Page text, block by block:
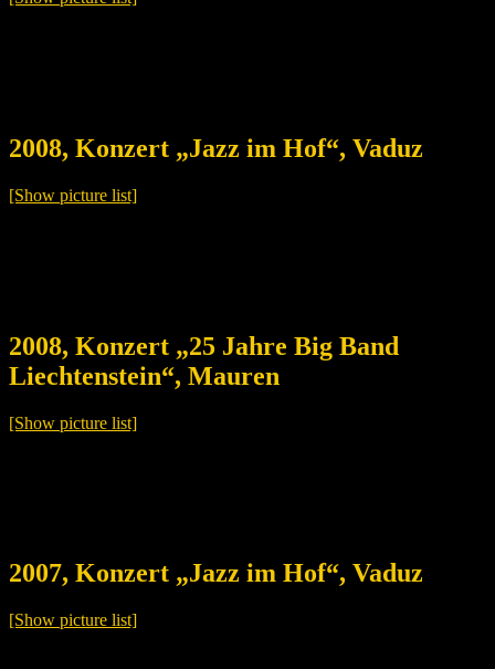
2008, Konzert „Jazz im Hof“, Vaduz
[Show picture list]
2008, Konzert „25 Jahre Big Band
Liechtenstein“, Mauren
[Show picture list]
2007, Konzert „Jazz im Hof“, Vaduz
[Show picture list]